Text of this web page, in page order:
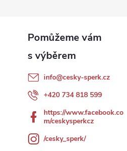
info@cesky-sperk.cz
+420 734 818 599
https://www.facebook.co
m/ceskysperkcz
/cesky_sperk/